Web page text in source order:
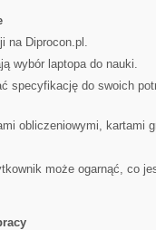
na Diprocon.pl.
wybór laptopa do nauki.
specyfikację do swoich
obliczeniowymi, kartami
może ogarnąć, co